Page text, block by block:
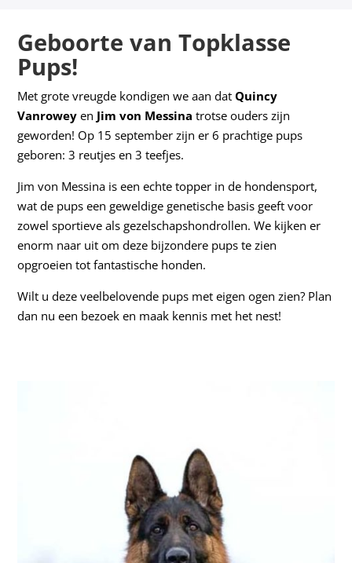
Geboorte van Topklasse
Pups!
Met grote vreugde kondigen we aan datQuincy
Vanrowey en Jim von Messina trotse ouders zijn
geworden! Op 15 september zijn er 6 prachtige pups
geboren: 3 reutjes en 3 teefjes.
Jim von Messina is een echte topper in de hondensport,
wat de pups een geweldige genetische basis geeft voor
zowel sportieve als gezelschapshondrollen. We kijken er
enorm naar uit om deze bijzondere pups te zien
opgroeien tot fantastische honden.
Wilt u deze veelbelovende pups met eigen ogen zien? Plan
dan nu een bezoek en maak kennis met het nest!